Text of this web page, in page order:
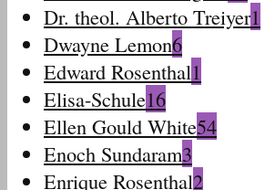
Dr. theol. Alberto Treiyer1
Dwayne Lemon6
Edward Rosenthal1
Elisa-Schule16
Ellen Gould White54
Enoch Sundaram3
Enrique Rosenthal2